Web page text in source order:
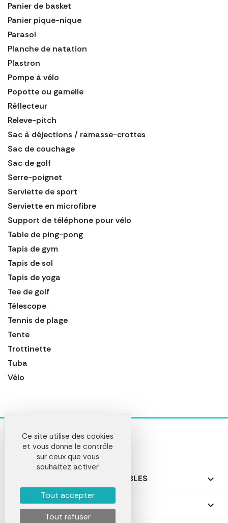
Panier de basket
Panier pique-nique
Parasol
Planche de natation
Plastron
Pompe à vélo
Popotte ou gamelle
Réflecteur
Releve-pitch
Sac à déjections / ramasse-crottes
Sac de couchage
Sac de golf
Serre-poignet
Serviette de sport
Serviette en microfibre
Support de téléphone pour vélo
Table de ping-pong
Tapis de gym
Tapis de sol
Tapis de yoga
Tee de golf
Télescope
Tennis de plage
Tente
Trottinette
Tuba
Vélo
NOS PRODUITS PERSONNALISABLES 
NOS CADEAUX PERSONNALISÉS 
Ce site utilise des cookies
et vous donne le contrôle
sur ceux que vous
souhaitez activer
Tout accepter
Tout refuser